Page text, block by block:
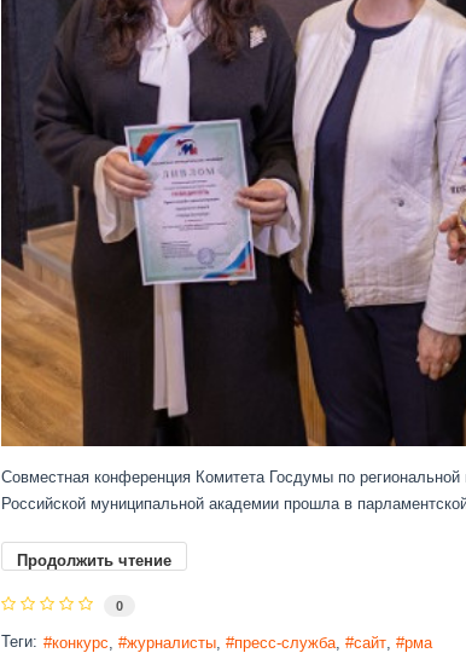
Совместная конференция Комитета Госдумы по
Российской муниципальной академии прошла в
Продолжить чтение
0
Теги: конкурс журналисты пресс-служба сайт рма